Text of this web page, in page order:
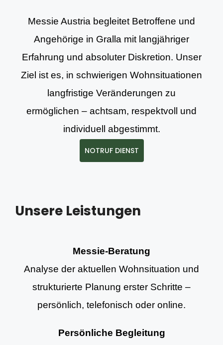
Messie Austria begleitet Betroffene und
Angehörige in Gralla mit langjähriger
Erfahrung und absoluter Diskretion. Unser
Ziel ist es, in schwierigen Wohnsituationen
langfristige Veränderungen zu
ermöglichen – achtsam, respektvoll und
individuell abgestimmt.
NOTRUF DIENST
Unsere Leistungen
Messie-Beratung
Analyse der aktuellen Wohnsituation und
strukturierte Planung erster Schritte –
persönlich, telefonisch oder online.
Persönliche Begleitung